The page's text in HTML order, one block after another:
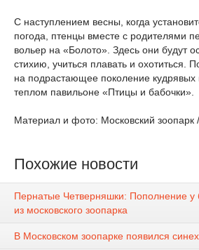
С наступлением весны, когда
погода, птенцы вместе с родителями
вольер на «Болото». Здесь они будут
стихию, учиться плавать и охотиться.
на подрастающее поколение
теплом павильоне «Птицы и бабочки».
Материал и фото: Московский зоопарк
Похожие новости
Пернатые Четверняшки: Пополнение у
из московского зоопарка
В Московском зоопарке появился